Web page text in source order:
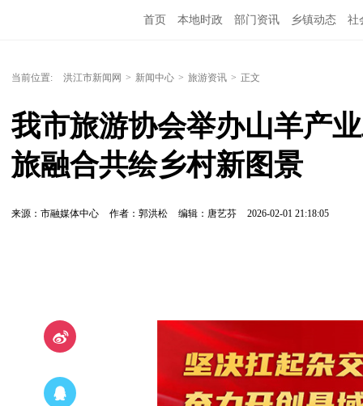
首页 本地时政 部门资讯 乡镇动态 社
当前位置: 洪江市新闻网 > 新闻中心 > 旅游资讯 > 正文
我市旅游协会举办山羊产
旅融合共绘乡村新图景
来源：市融媒体中心 作者：郭洪松 编辑：唐艺芬 2026-02-01 21:18:05